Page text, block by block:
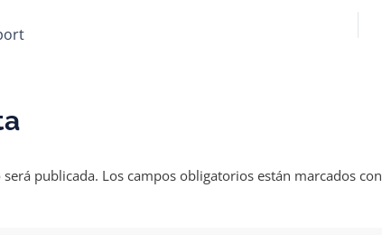
publicada. Los campos obligatorios están marcados con